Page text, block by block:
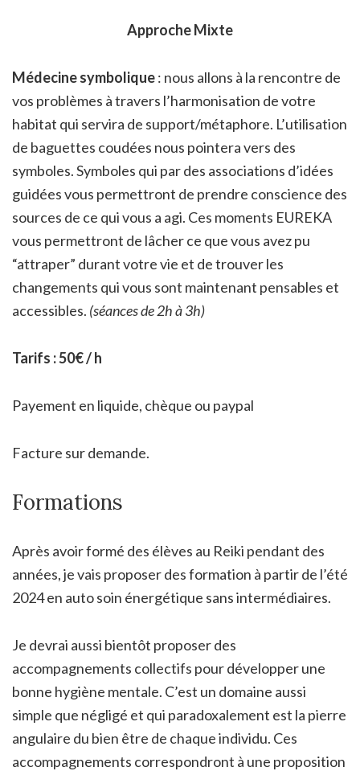
Approche Mixte
Médecine symbolique: nous allons à la rencontre de
vos problèmes à travers l’harmonisation de votre
habitat qui servira de support/métaphore. L’utilisation
de baguettes coudées nous pointera vers des
symboles. Symboles qui par des associations d’idées
guidées vous permettront de prendre conscience des
sources de ce qui vous a agi. Ces moments EUREKA
vous permettront de lâcher ce que vous avez pu
“attraper” durant votre vie et de trouver les
changements qui vous sont maintenant pensables et
accessibles. (séances de 2h à 3h)
Tarifs : 50€ / h
Payement en liquide, chèque ou paypal
Facture sur demande.
Formations
Après avoir formé des élèves au Reiki pendant des
années, je vais proposer des formation à partir de l’été
2024 en auto soin énergétique sans intermédiaires.
Je devrai aussi bientôt proposer des
accompagnements collectifs pour développer une
bonne hygiène mentale. C’est un domaine aussi
simple que négligé et qui paradoxalement est la pierre
angulaire du bien être de chaque individu. Ces
accompagnements correspondront à une proposition